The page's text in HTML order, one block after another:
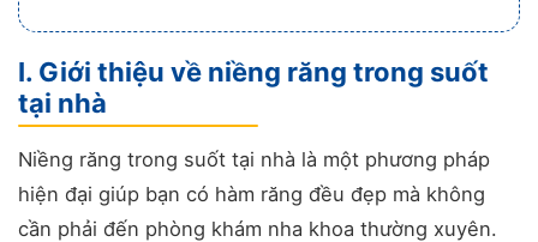
I. Giới thiệu về niềng răng trong suốt
tại nhà
Niềng răng trong suốt tại nhà là một phương pháp
hiện đại giúp bạn có hàm răng đều đẹp mà không
cần phải đến phòng khám nha khoa thường xuyên.